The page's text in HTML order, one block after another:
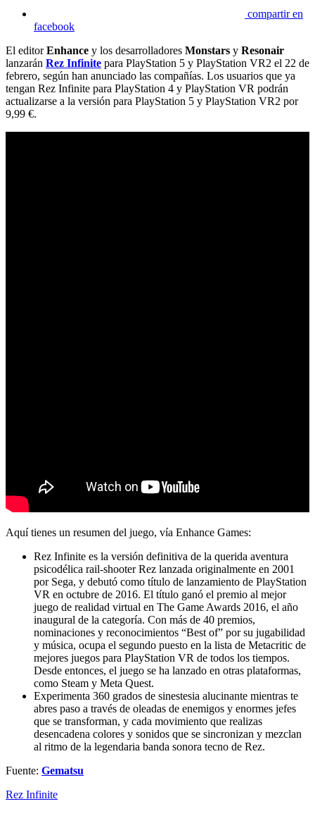
compartir en
facebook
El editorEnhance y los desarrolladores Monstars y Resonair
lanzarán Rez Infinite para PlayStation 5 y PlayStation VR2 el 22 de
febrero, según han anunciado las compañías. Los usuarios que ya
tengan Rez Infinite para PlayStation 4 y PlayStation VR podrán
actualizarse a la versión para PlayStation 5 y PlayStation VR2 por
9,99 €.
Aquí tienes un resumen del juego, vía Enhance Games:
Rez Infinite es la versión definitiva de la querida aventura
psicodélica rail-shooter Rez lanzada originalmente en 2001
por Sega, y debutó como título de lanzamiento de PlayStation
VR en octubre de 2016. El título ganó el premio al mejor
juego de realidad virtual en The Game Awards 2016, el año
inaugural de la categoría. Con más de 40 premios,
nominaciones y reconocimientos “Best of” por su jugabilidad
y música, ocupa el segundo puesto en la lista de Metacritic de
mejores juegos para PlayStation VR de todos los tiempos.
Desde entonces, el juego se ha lanzado en otras plataformas,
como Steam y Meta Quest.
Experimenta 360 grados de sinestesia alucinante mientras te
abres paso a través de oleadas de enemigos y enormes jefes
que se transforman, y cada movimiento que realizas
desencadena colores y sonidos que se sincronizan y mezclan
al ritmo de la legendaria banda sonora tecno de Rez.
Fuente: Gematsu
Rez Infinite